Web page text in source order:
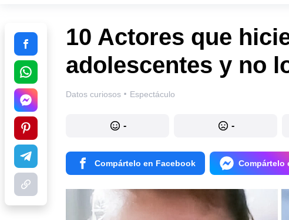
10 Actores que
adolescentes y no
Datos curiosos · Espectáculo
- -
Compártelo en Facebook Compártelo